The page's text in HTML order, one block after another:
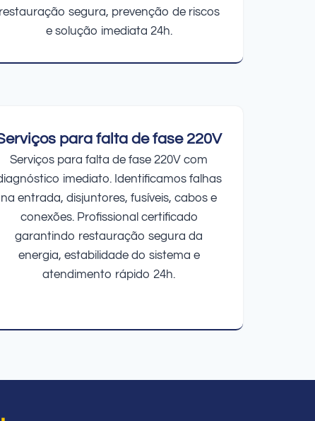
restauração segura, prevenção de riscos
e solução imediata 24h.
para falta de fase 220V
Serviços para falta de fase 220V com
imediato. Identificamos falhas
na entrada, disjuntores, fusíveis, cabos e
conexões. Profissional certificado
garantindo restauração segura da
energia, estabilidade do sistema e
atendimento rápido 24h.